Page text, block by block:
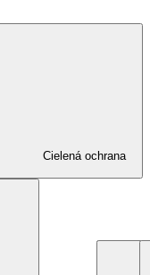
Cielená ochrana